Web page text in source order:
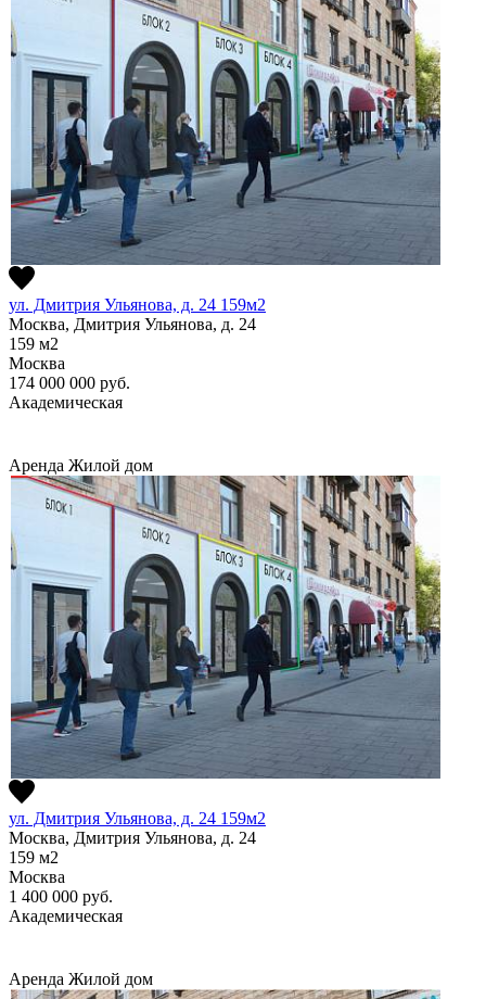
ул. Дмитрия Ульянова, д. 24 159м2
Москва, Дмитрия Ульянова, д. 24
159 м2
Москва
174 000 000 руб.
Академическая
Аренда Жилой дом
ул. Дмитрия Ульянова, д. 24 159м2
Москва, Дмитрия Ульянова, д. 24
159 м2
Москва
1 400 000 руб.
Академическая
Аренда Жилой дом